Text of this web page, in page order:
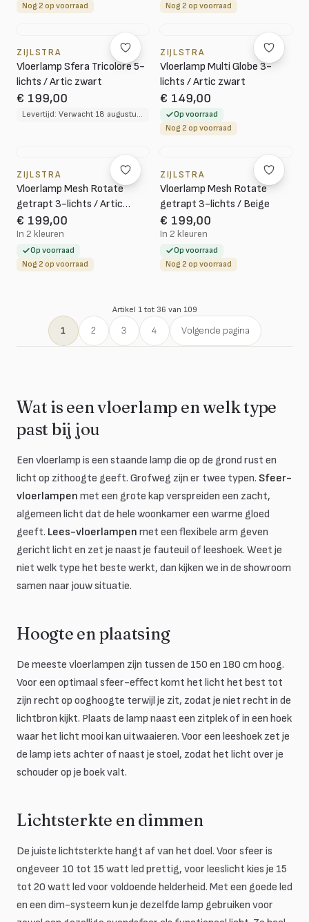
Nog 2 op voorraad
Nog 2 op voorraad
ZIJLSTRA
Vloerlamp Sfera Tricolore 5-
lichts / Artic zwart
€ 199,00
Levertijd: Verwacht 18 augustus 2026
ZIJLSTRA
Vloerlamp Multi Globe 3-
lichts / Artic zwart
€ 149,00
Op voorraad
Nog 2 op voorraad
ZIJLSTRA
Vloerlamp Mesh Rotate
getrapt 3-lichts / Artic
zwart
€ 199,00
In 2 kleuren
Op voorraad
Nog 2 op voorraad
ZIJLSTRA
Vloerlamp Mesh Rotate
getrapt 3-lichts / Beige
€ 199,00
In 2 kleuren
Op voorraad
Nog 2 op voorraad
Artikel 1 tot 36 van 109
1 2 3 4 Volgende pagina
Wat is een vloerlamp en welk type
past bij jou
Een vloerlamp is een staande lamp die op de grond rust en
licht op zithoogte geeft. Grofweg zijn er twee typen. Sfeer-
vloerlampen met een grote kap verspreiden een zacht,
algemeen licht dat de hele woonkamer een warme gloed
geeft. Lees-vloerlampen met een flexibele arm geven
gericht licht en zet je naast je fauteuil of leeshoek. Weet je
niet welk type het beste werkt, dan kijken we in de showroom
samen naar jouw situatie.
Hoogte en plaatsing
De meeste vloerlampen zijn tussen de 150 en 180 cm hoog.
Voor een optimaal sfeer-effect komt het licht het best tot
zijn recht op ooghoogte terwijl je zit, zodat je niet recht in de
lichtbron kijkt. Plaats de lamp naast een zitplek of in een hoek
waar het licht mooi kan uitwaaieren. Voor een leeshoek zet je
de lamp iets achter of naast je stoel, zodat het licht over je
schouder op je boek valt.
Lichtsterkte en dimmen
De juiste lichtsterkte hangt af van het doel. Voor sfeer is
ongeveer 10 tot 15 watt led prettig, voor leeslicht kies je 15
tot 20 watt led voor voldoende helderheid. Met een goede led
en een dim-systeem kun je dezelfde lamp gebruiken voor